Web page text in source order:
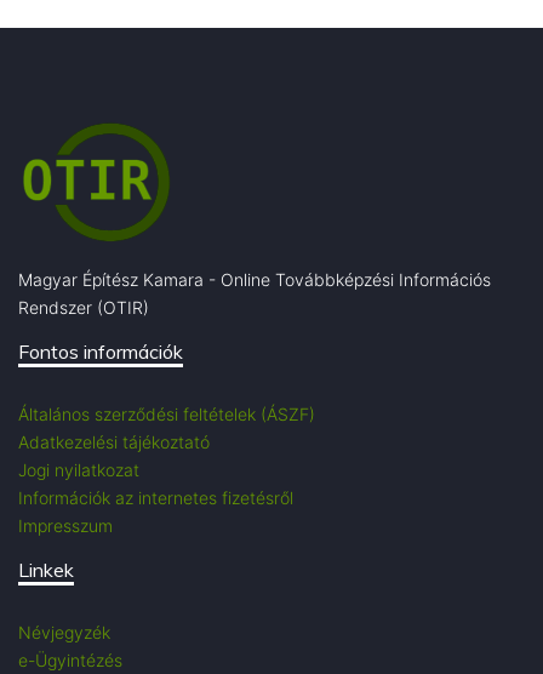
Magyar Építész Kamara - Online Továbbképzési Információs
Rendszer (OTIR)
Fontos információk
Általános szerződési feltételek (ÁSZF)
Adatkezelési tájékoztató
Jogi nyilatkozat
Információk az internetes fizetésről
Impresszum
Linkek
Névjegyzék
e-Ügyintézés